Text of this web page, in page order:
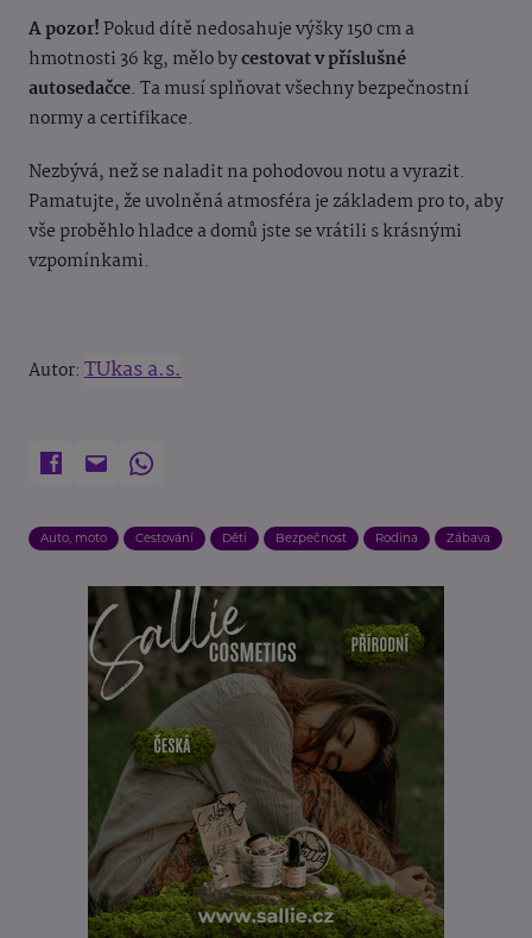
A pozor!Pokud dítě nedosahuje výšky 150 cm a
hmotnosti 36 kg, mělo bycestovat v příslušné
autosedačce. Ta musí splňovat všechny bezpečnostní
normy a certifikace.
Nezbývá, než se naladit na pohodovou notu a vyrazit.
Pamatujte, že uvolněná atmosféra je základem pro to, aby
vše proběhlo hladce a domů jste se vrátili s krásnými
vzpomínkami.
Autor: TUkas a.s.
Auto, moto Cestování Děti Bezpečnost Rodina Zábava